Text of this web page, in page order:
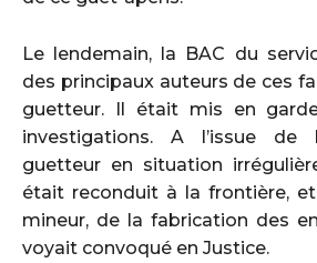
Le lendemain, la BAC du
des principaux auteurs de ces
guetteur. Il était mis en
investigations. A l’issue
guetteur en situation
était reconduit à la frontière, et
mineur, de la fabrication des
voyait convoqué en Justice.